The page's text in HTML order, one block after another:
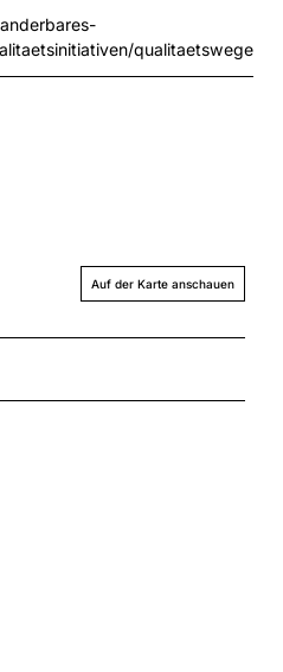
qualitaetswege
Auf der Karte anschauen